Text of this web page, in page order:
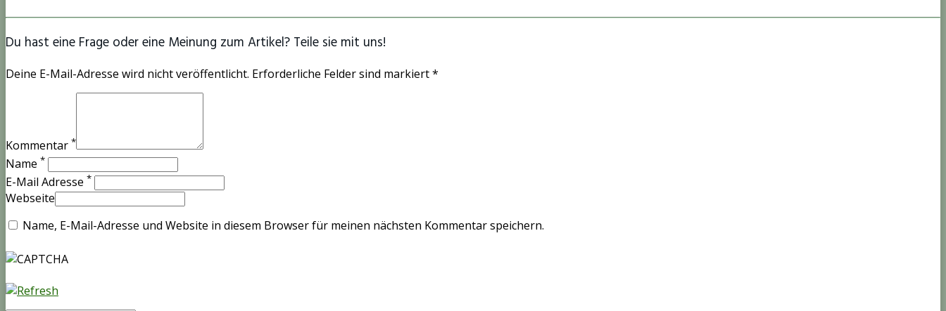
Du hast eine Frage oder eine Meinung zum Artikel? Teile sie mit uns!
Deine E-Mail-Adresse wird nicht veröffentlicht. Erforderliche Felder sind markiert *
Kommentar *
Name *
E-Mail Adresse *
Webseite
Name, E-Mail-Adresse und Website in diesem Browser für meinen nächsten Kommentar speichern.